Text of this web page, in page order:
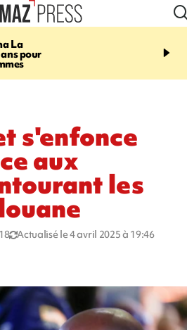
La
pour
10:46
décède en juillet, 18
s'enfonce
aux
les
Actualisé le 4 avril 2025 à 19:46